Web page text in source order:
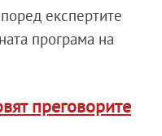
експертите
програма на
преговорите